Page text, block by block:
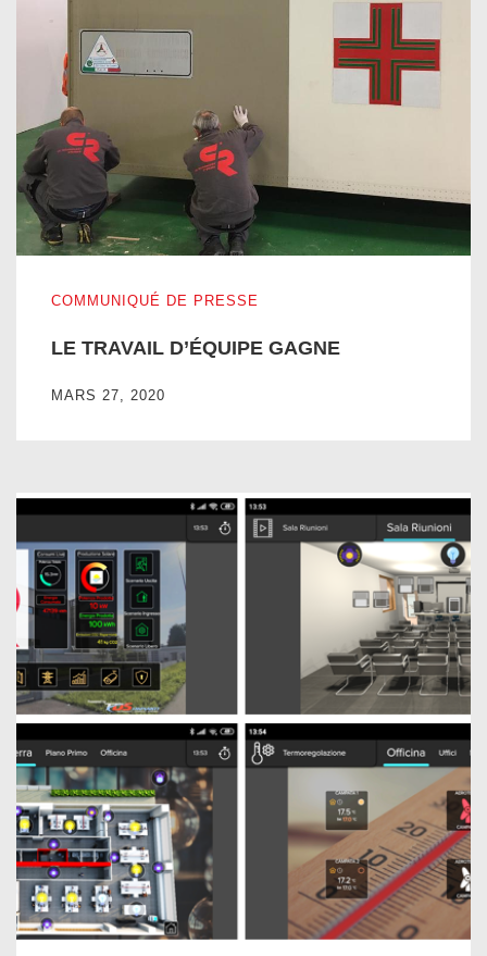
COMMUNIQUÉ DE PRESSE
LE TRAVAIL D’ÉQUIPE GAGNE
MARS 27, 2020